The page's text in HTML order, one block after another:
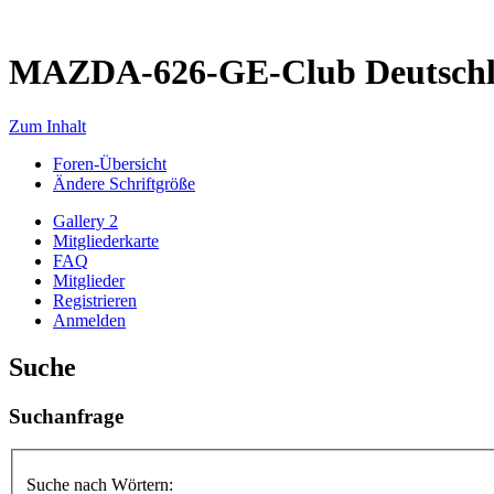
MAZDA-626-GE-Club
Zum Inhalt
Foren-Übersicht
Ändere Schriftgröße
Gallery 2
Mitgliederkarte
FAQ
Mitglieder
Registrieren
Anmelden
Suche
Suchanfrage
Suche nach Wörtern: